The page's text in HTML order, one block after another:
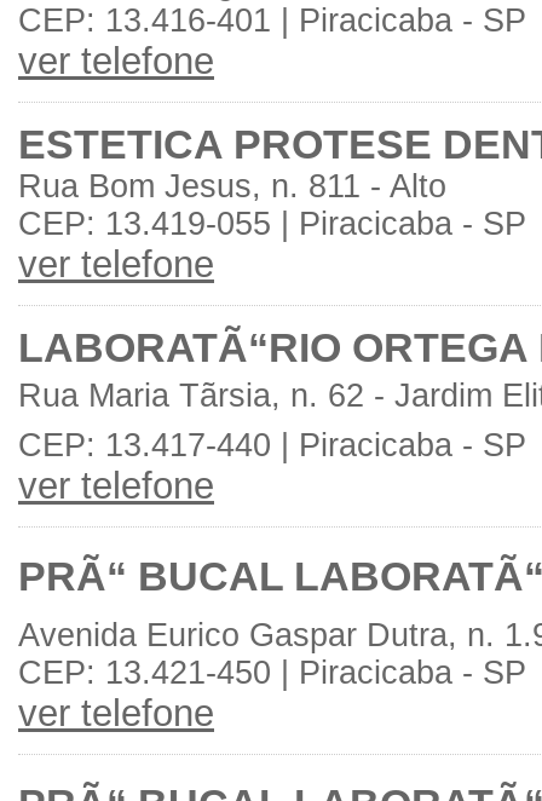
CEP: 13.416-401 | Piracicaba - SP
ver telefone
ESTETICA PROTESE
Rua Bom Jesus, n. 811 - Alto
CEP: 13.419-055 | Piracicaba - SP
ver telefone
LABORATÃ“RIO
Rua Maria Tãrsia, n. 62 - Jardim
CEP: 13.417-440 | Piracicaba - SP
ver telefone
PRÃ“ BUCAL
Avenida Eurico Gaspar Dutra, n.
CEP: 13.421-450 | Piracicaba - SP
ver telefone